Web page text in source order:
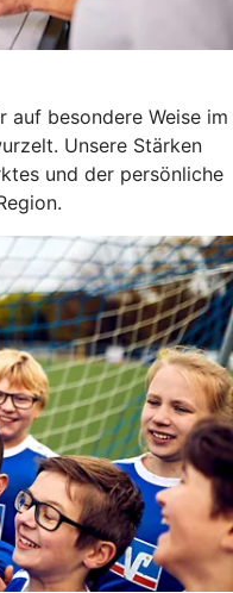
auf besondere Weise im
Unsere Stärken
und der persönliche